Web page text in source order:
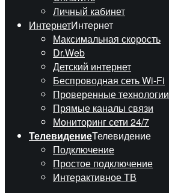
Личный кабинет
ИнтернетИнтернет
Максимальная скорость
Dr.Web
Детский интернет
Беспроводная сеть Wi-Fi
Проверенные технологии
Прямые каналы связи
Мониторинг сети 24/7
ТелевидениеТелевидение
Подключение
Простое подключение
Интерактивное ТВ